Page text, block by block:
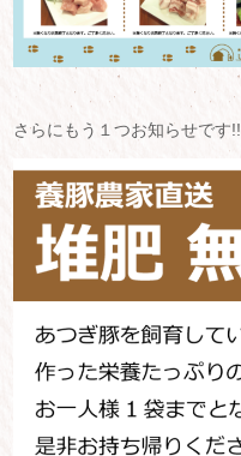
さらにもう１つお知らせです!!